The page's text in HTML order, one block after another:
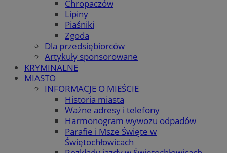
Chropaczów
Lipiny
Piaśniki
Zgoda
Dla przedsiębiorców
Artykuły sponsorowane
KRYMINALNE
MIASTO
INFORMACJE O MIEŚCIE
Historia miasta
Ważne adresy i telefony
Harmonogram wywozu odpadów
Parafie i Msze Święte w
Świętochłowicach